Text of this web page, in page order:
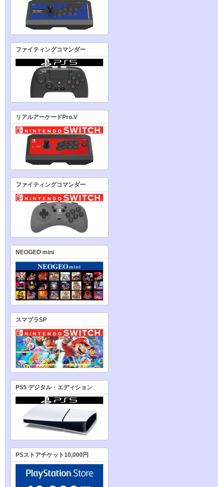
ファイティングコマンダー
リアルアーケードPro.V
ファイティングコマンダー
NEOGEO mini
スマブラSP
PS5 デジタル・エディション
PSストアチケット10,000円